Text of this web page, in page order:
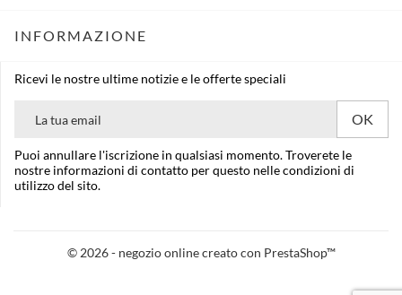
INFORMAZIONE
Ricevi le nostre ultime notizie e le offerte speciali
Puoi annullare l'iscrizione in qualsiasi momento. Troverete le
nostre informazioni di contatto per questo nelle condizioni di
utilizzo del sito.
© 2026 - negozio online creato con PrestaShop™